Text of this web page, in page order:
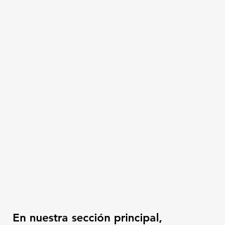
En nuestra sección principal,